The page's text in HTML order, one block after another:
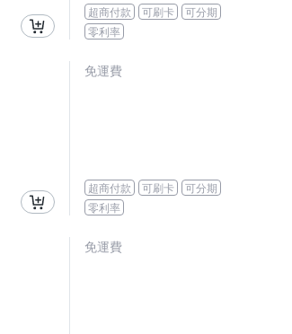
超商付款 可刷卡
可分期
零利率
免運費
超商付款 可刷卡
可分期
零利率
免運費